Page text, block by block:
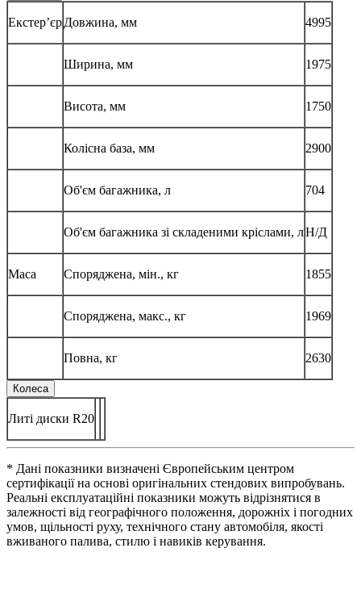
Екстер’єрДовжина, мм 4995
Ширина, мм 1975
Висота, мм 1750
Колісна база, мм 2900
Об'єм багажника, л 704
Об'єм багажника зі складеними кріслами, лН/Д
Маса Споряджена, мін., кг 1855
Споряджена, макс., кг 1969
Повна, кг 2630
Колеса
Литі диски R20
* Дані показники визначені Європейським центром
сертифікації на основі оригінальних стендових випробувань.
Реальні експлуатаційні показники можуть відрізнятися в
залежності від географічного положення, дорожніх і погодних
умов, щільності руху, технічного стану автомобіля, якості
вживаного палива, стилю і навиків керування.